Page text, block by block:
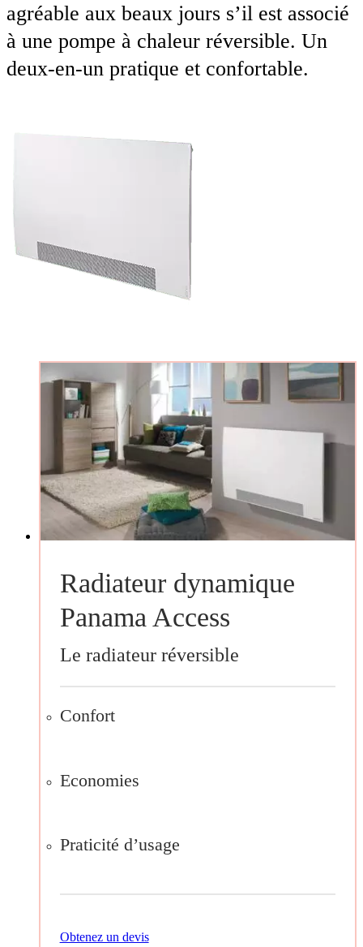
agréable aux beaux jours s’il est associé
à une pompe à chaleur réversible. Un
deux-en-un pratique et confortable.
Radiateur dynamique
Panama Access
Le radiateur réversible
Confort
Economies
Praticité d’usage
Obtenez un devis